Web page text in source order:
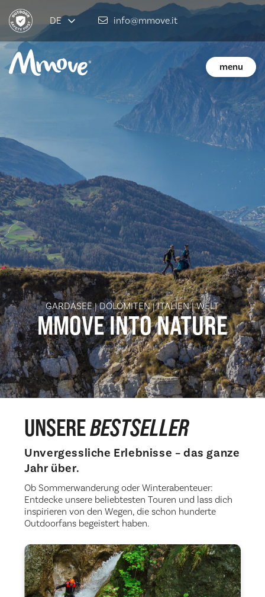
DE info@mmove.it
menu
GARDASEE | DOLOMITEN | ITALIEN | WELT
MMOVE INTO NATURE
UNSEREBESTSELLER
Unvergessliche Erlebnisse – das ganze
Jahr über.
Ob Sommerwanderung oder Winterabenteuer:
Entdecke unsere beliebtesten Touren und lass dich
inspirieren von den Wegen, die schon hunderte
Outdoorfans begeistert haben.